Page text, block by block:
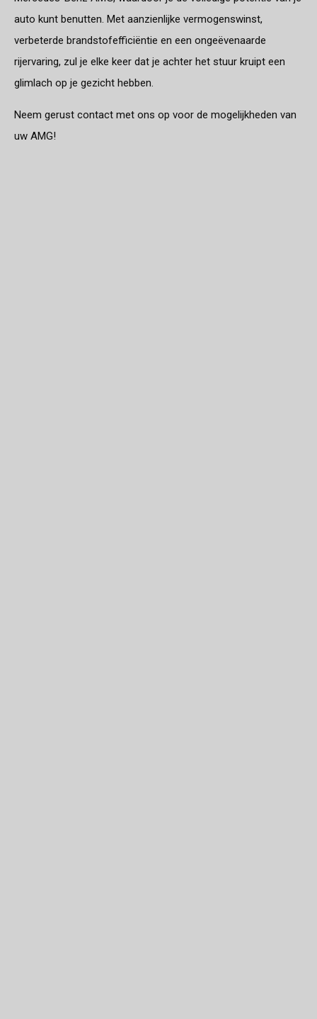
auto kunt benutten. Met aanzienlijke vermogenswinst,
verbeterde brandstofefficiëntie en een ongeëvenaarde
rijervaring, zul je elke keer dat je achter het stuur kruipt een
glimlach op je gezicht hebben.
Neem gerust contact met ons op voor de mogelijkheden van
uw AMG!